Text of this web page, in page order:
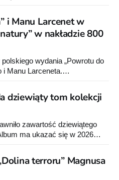
osobna domena internetowa
i Manu Larcenet w
w nakładzie 800
polskiego wydania „Powrotu do
i Manu Larceneta.
dziewiąty tom kolekcji
zawartość dziewiątego
ma ukazać się w 2026
terroru” Magnusa